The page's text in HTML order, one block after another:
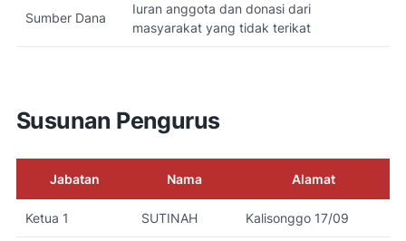
Sumber Dana
Iuran anggota dan donasi dari
masyarakat yang tidak terikat
Susunan Pengurus
Jabatan Nama Alamat
Ketua 1 SUTINAH Kalisonggo 17/09